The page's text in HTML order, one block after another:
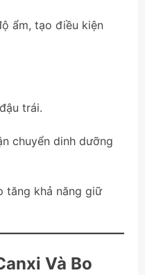
ẩm, tạo điều kiện
trái.
chuyển dinh dưỡng
tăng khả năng giữ
Và Bo